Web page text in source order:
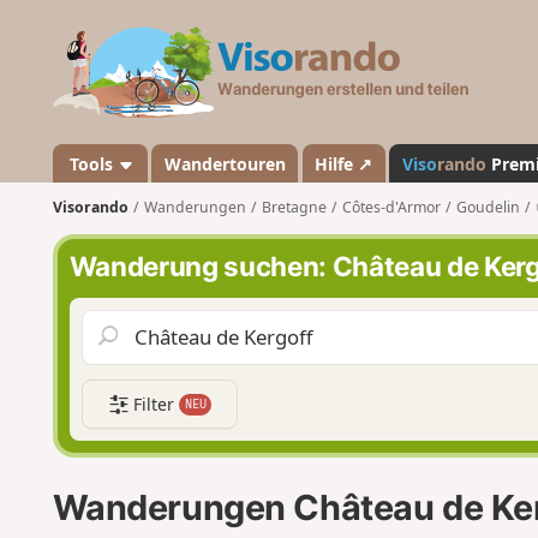
a
n
d
o
Tools Wandertouren Hilfe ↗ Visorando
Visorando Wanderungen Bretagne Côtes-d'Armor Goudelin
Wanderung suchen: Château de
Filter NEU
Wanderungen Château de